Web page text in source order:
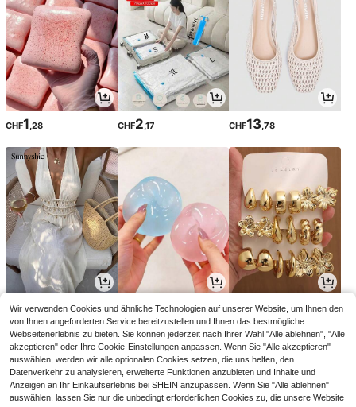
CHF1,28 CHF2,17 CHF13,78
CHF 12,37 CHF1,28 CHF2,71
Wir verwenden Cookies und ähnliche Technologien auf unserer Website, um Ihnen den
von Ihnen angeforderten Service bereitzustellen und Ihnen das bestmögliche
Webseitenerlebnis zu bieten. Sie können jederzeit nach Ihrer Wahl "Alle ablehnen", "Alle
akzeptieren" oder Ihre Cookie-Einstellungen anpassen. Wenn Sie "Alle akzeptieren"
auswählen, werden wir alle optionalen Cookies setzen, die uns helfen, den
Datenverkehr zu analysieren, erweiterte Funktionen anzubieten und Inhalte und
Anzeigen an Ihr Einkaufserlebnis bei SHEIN anzupassen. Wenn Sie "Alle ablehnen"
auswählen, lassen Sie nur die unbedingt erforderlichen Cookies zu, die unsere Website